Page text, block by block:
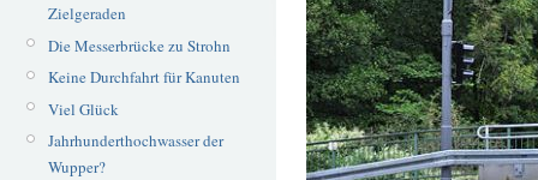
Zielgeraden
Die Messerbrücke zu Strohn
Keine Durchfahrt für Kanuten
Viel Glück
Jahrhunderthochwasser der
Wupper?